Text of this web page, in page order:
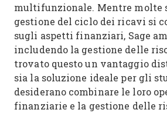
multifunzionale. Mentre molte
gestione del ciclo dei ricavi si
sugli aspetti finanziari, Sage
includendo la gestione delle
trovato questo un vantaggio
sia la soluzione ideale per gli
desiderano combinare le loro
finanziarie e la gestione delle